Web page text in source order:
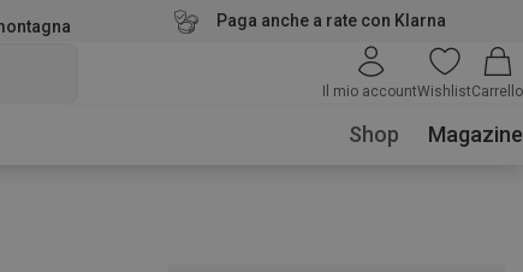
Paga anche a rate con Klarna
Il mio accountWishlistCarrello
Shop Magazine